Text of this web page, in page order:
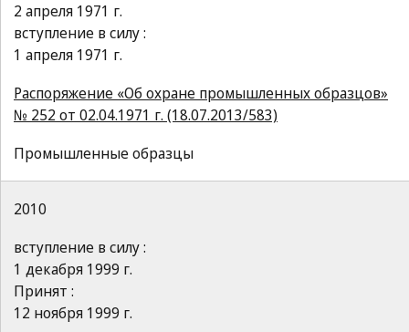
2 апреля 1971 г.
вступление в силу :
1 апреля 1971 г.
Распоряжение «Об охране промышленных образцов»
№ 252 от 02.04.1971 г. (18.07.2013/583)
Промышленные образцы
2010
вступление в силу :
1 декабря 1999 г.
Принят :
12 ноября 1999 г.